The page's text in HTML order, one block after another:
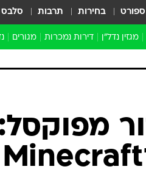
ספורט בחירות תרבות סלבס
מגזין נדל"ן דירות נמכרות מגורים